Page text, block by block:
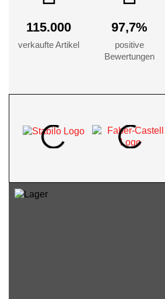
115.000
verkaufte Artikel
97,7%
positive
Bewertungen